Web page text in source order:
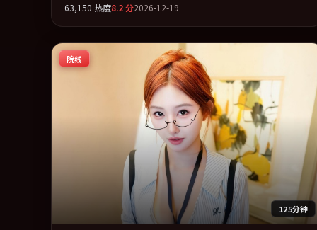
在克制与爆发之间精准摆荡。全片以「犯罪」类型为骨架，
在叙事、表演与视听上力求统一。定于 2026-08-03 在内地院
线及主流平台同步亮相，2026 年度话题片中口碑稳健，适合
喜欢强情节与人物弧光的观众完整观看。
63,150 热度8.2分2026-12-19
院线
125分钟